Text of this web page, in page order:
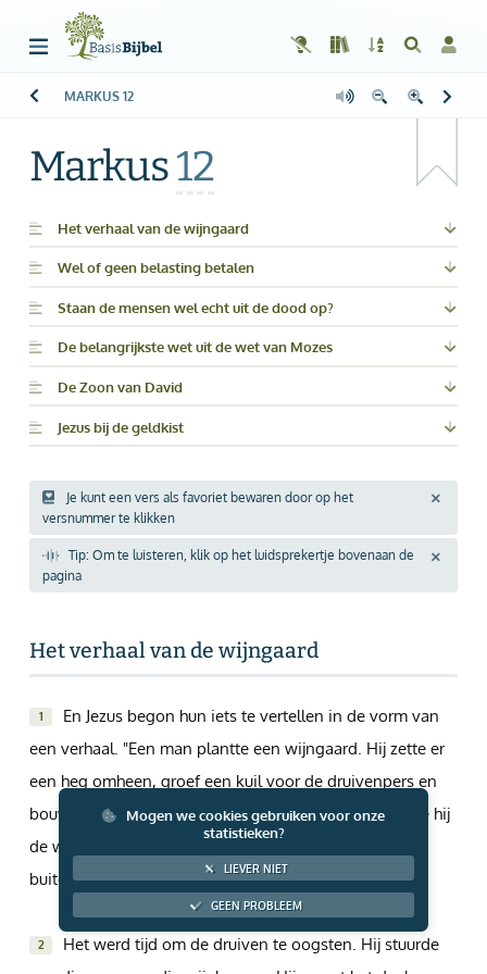
Welkom!
Start
Zoeken
Boek kiezen
Inloggen
Giften via PayPal
MARKUS 12
Markus12
Het verhaal van de wijngaard
Wel of geen belasting betalen
Staan de mensen wel echt uit de dood op?
De belangrijkste wet uit de wet van Mozes
De Zoon van David
Jezus bij de geldkist
Je kunt een vers als favoriet bewaren door op het
versnummer te klikken
Tip: Om te luisteren, klik op het luidsprekertje bovenaan de
pagina
Het verhaal van de wijngaard
1
En Jezus begon hun iets te vertellen in de vorm van
een verhaal. "Een man plantte een wijngaard. Hij zette er
een heg omheen, groef een kuil voor de druivenpers en
bouwde een wachttoren. Toen hij klaar was, verhuurde hij
de wijngaard aan wijnboeren en ging naar het
buitenland.
2
Het werd tijd om de druiven te oogsten. Hij stuurde
Mogen we cookies gebruiken voor onze
statistieken?
LIEVER NIET
GEEN PROBLEEM